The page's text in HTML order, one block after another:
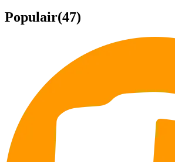
Populair(47)